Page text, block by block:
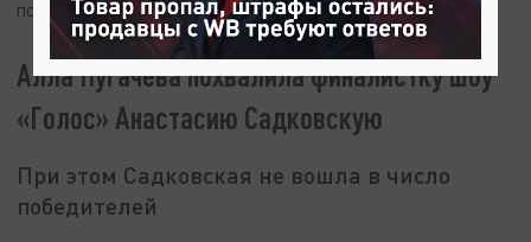
ПОДПИШИТЕСЬ:
Алла Пугачева похвалила финалистку шоу
«Голос» Анастасию Садковскую
При этом Садковская не вошла в число
победителей